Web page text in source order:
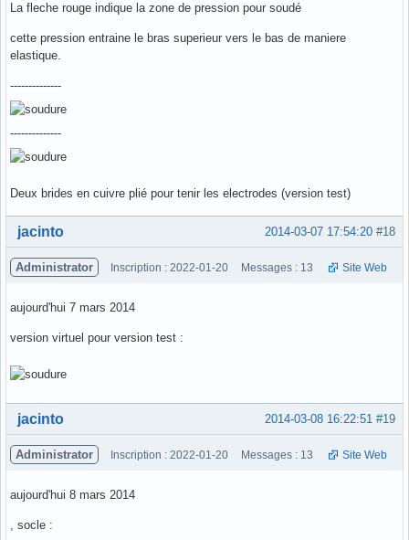
La fleche rouge indique la zone de pression pour soudé
cette pression entraine le bras superieur vers le bas de maniere
elastique.
--------------
--------------
Deux brides en cuivre plié pour tenir les electrodes (version test)
Hors ligne #18
2014-03-07 17:54:20
jacinto
Administrator Inscription : 2022-01-20 Messages : 13 Site Web
aujourd'hui 7 mars 2014
version virtuel pour version test :
Hors ligne #19
2014-03-08 16:22:51
jacinto
Administrator Inscription : 2022-01-20 Messages : 13 Site Web
aujourd'hui 8 mars 2014
, socle :